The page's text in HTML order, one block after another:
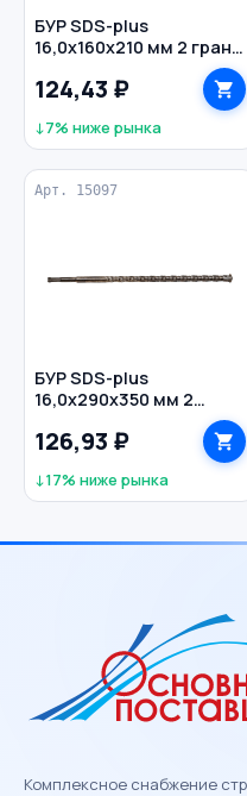
БУР SDS-plus
16,0х160х210 мм 2 грани
по бетону РЕЗОЛЮКС
124,43 ₽
↓7% ниже рынка
Арт. 15097
БУР SDS-plus
16,0х290х350 мм 2
РЕЗОЛЮКС
126,93 ₽
↓17% ниже рынка
Комплексное снабжение